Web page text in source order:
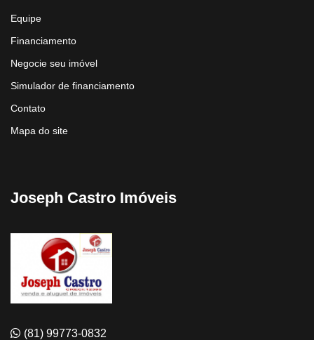
Equipe
Financiamento
Negocie seu imóvel
Simulador de financiamento
Contato
Mapa do site
Joseph Castro Imóveis
(81) 99773-0832